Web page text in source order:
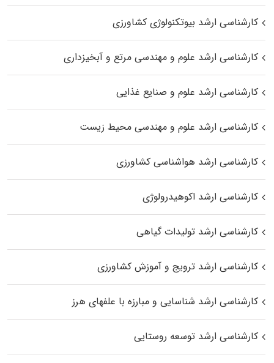
کارشناسی ارشد بیوتکنولوژی کشاورزی
کارشناسی ارشد علوم و مهندسی مرتع و آبخیزداری
کارشناسی ارشد علوم و صنایع غذایی
کارشناسی ارشد علوم و مهندسی محیط زیست
کارشناسی ارشد هواشناسی کشاورزی
کارشناسی ارشد اکوهیدرولوژی
کارشناسی ارشد تولیدات گیاهی
کارشناسی ارشد ترویج و آموزش کشاورزی
کارشناسی ارشد شناسایی و مبارزه با علفهای هرز
کارشناسی ارشد توسعه روستایی